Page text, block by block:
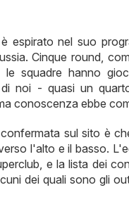
espirato nel suo
Cinque round,
squadre hanno
noi - quasi un
conoscenza ebbe
sul sito è
l'alto e il basso.
e la lista dei
dei quali sono gli